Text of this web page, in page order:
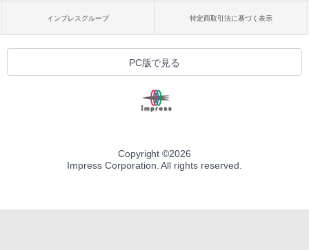
インプレスグループ 特定商取引法に基づく表示
PC版で見る
Copyright ©2026
Impress Corporation. All rights reserved.